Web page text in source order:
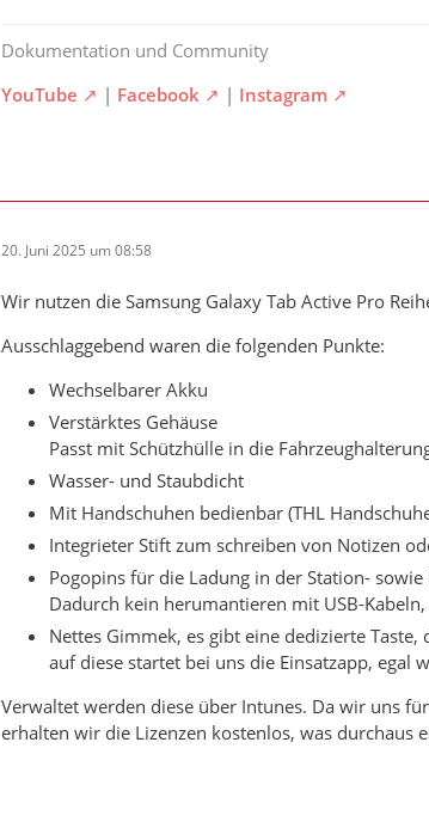
Dokumentation und Community
YouTube
| Facebook | Instagram
20. Juni 2025 um 08:58
Wir nutzen die Samsung Galaxy Tab Active Pro
Ausschlaggebend waren die folgenden Punkte:
Wechselbarer Akku
Verstärktes Gehäuse
Passt mit Schützhülle in die
Wasser- und Staubdicht
Mit Handschuhen bedienbar (THL
Integrieter Stift zum schreiben von Notizen
Pogopins für die Ladung in der Station-
Dadurch kein herumantieren mit USB-
Nettes Gimmek, es gibt eine dedizierte
auf diese startet bei uns die Einsatzapp, egal
Verwaltet werden diese über Intunes. Da wir uns
erhalten wir die Lizenzen kostenlos, was durchaus